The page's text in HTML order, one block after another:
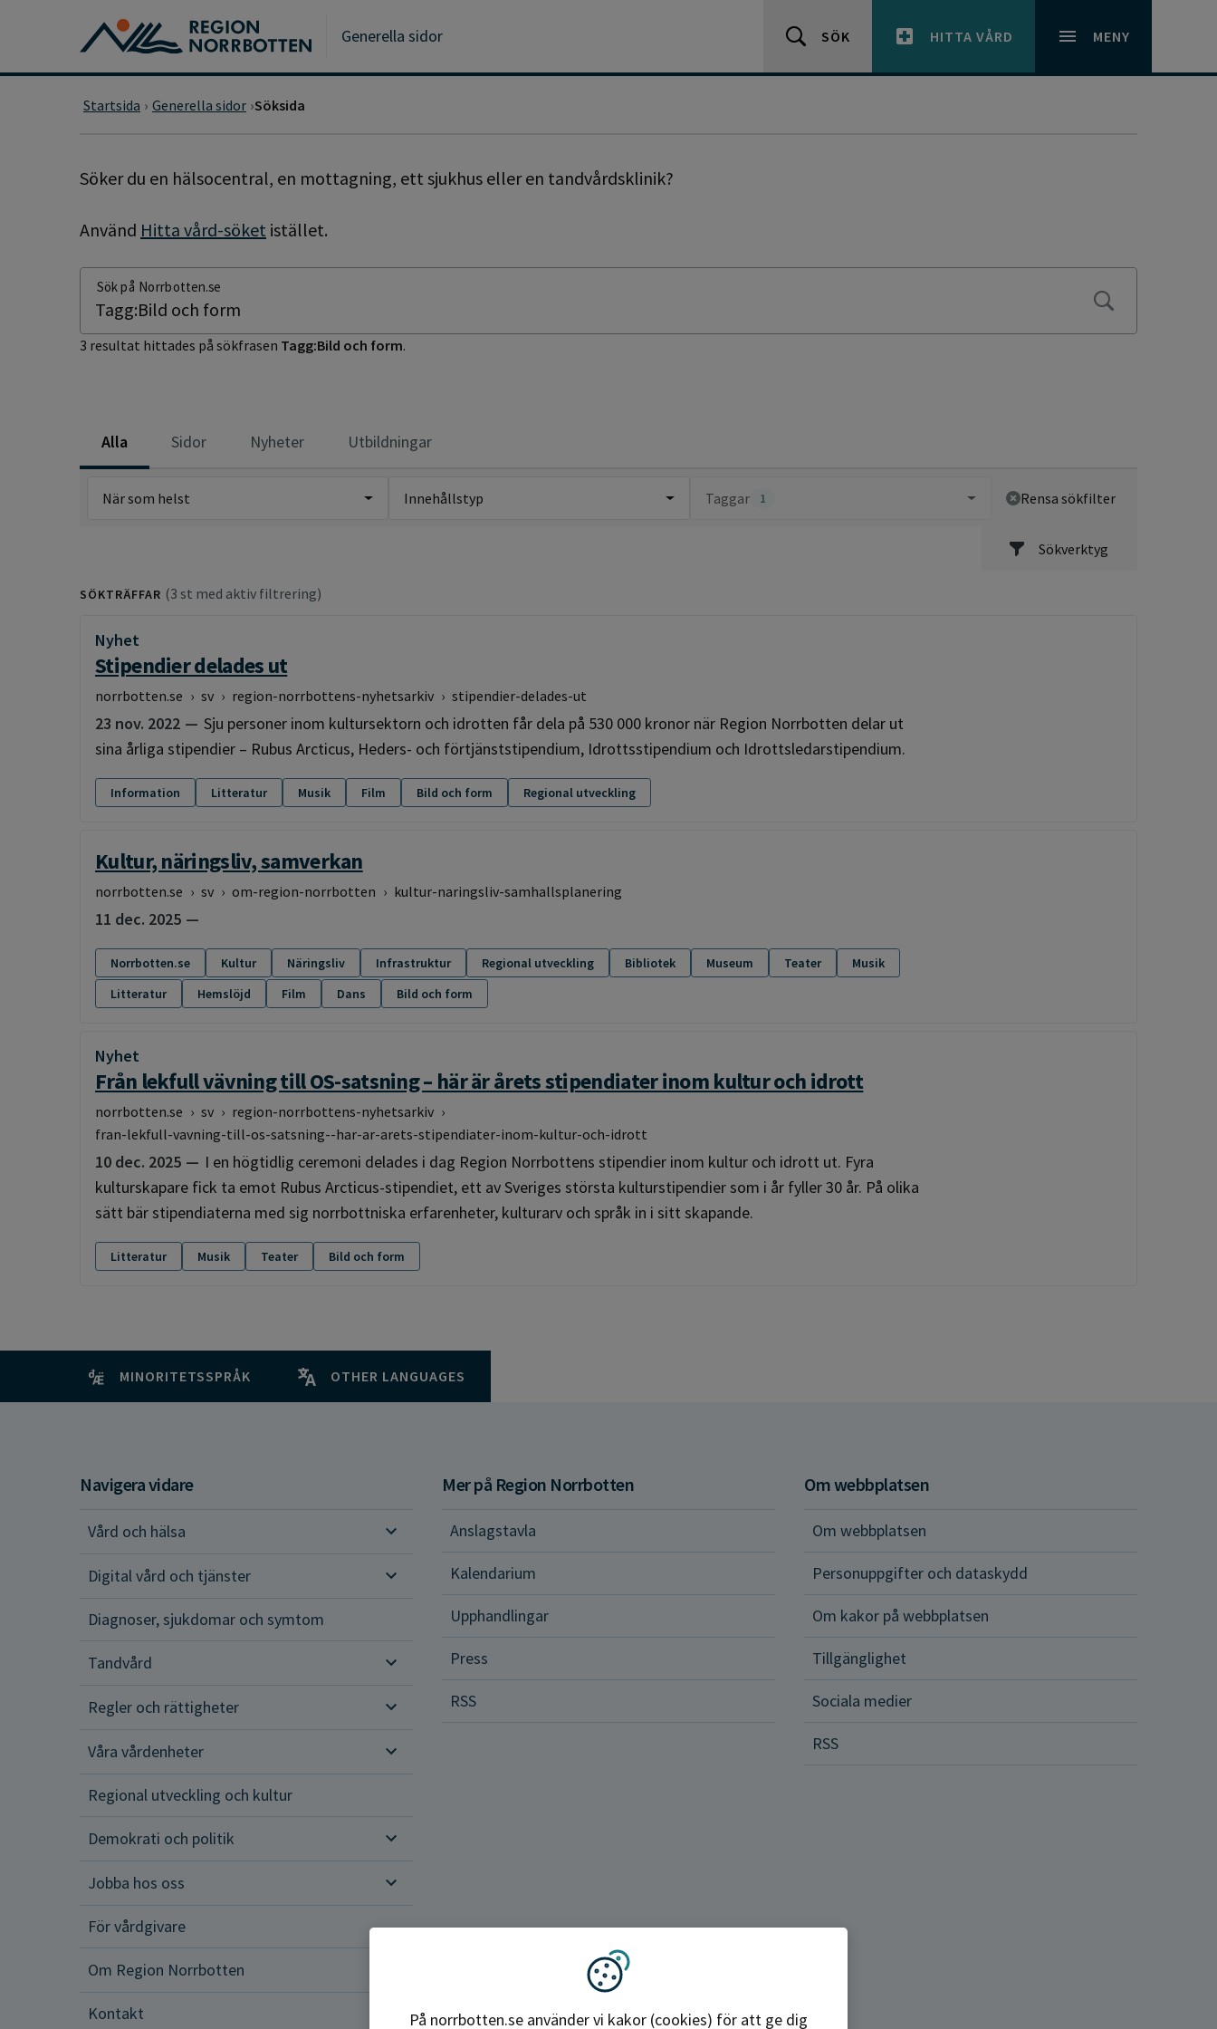
Gå till huvudmeny
Gå till övergripande innehåll
Generella sidor SÖK HITTA VÅRD MENY
Startsida Generella sidor Söksida
SÖKSIDA
Söker du en hälsocentral, en mottagning, ett sjukhus eller en tandvårdsklinik?
Använd Hitta vård-söket istället.
Sök på Norrbotten.se
3 resultat hittades på sökfrasen Tagg:Bild och form.
Alla Sidor Nyheter Utbildningar
Sökverktyg
När som helst Innehållstyp Taggar 1 Rensa sökfilter
SÖKTRÄFFAR (3 st med aktiv filtrering)
Nyhet
:
Stipendier delades ut
norrbotten.se › sv › region-norrbottens-nyhetsarkiv › stipendier-delades-ut
23 nov. 2022
Sju personer inom kultursektorn och idrotten får dela på 530 000 kronor när Region Norrbotten delar ut
sina årliga stipendier – Rubus Arcticus, Heders- och förtjänststipendium, Idrottsstipendium och Idrottsledarstipendium.
Information Litteratur Musik Film Bild och form Regional utveckling
Kultur, näringsliv, samverkan
norrbotten.se › sv › om-region-norrbotten › kultur-naringsliv-samhallsplanering
11 dec. 2025
Norrbotten.se Kultur Näringsliv Infrastruktur Regional utveckling Bibliotek Museum Teater
Musik
Litteratur
Hemslöjd Film Dans Bild och form
Nyhet
:
Från lekfull vävning till OS-satsning – här är årets stipendiater inom kultur och idrott
norrbotten.se › sv › region-norrbottens-nyhetsarkiv ›
fran-lekfull-vavning-till-os-satsning--har-ar-arets-stipendiater-inom-kultur-och-idrott
10 dec. 2025
I en högtidlig ceremoni delades i dag Region Norrbottens stipendier inom kultur och idrott ut. Fyra
kulturskapare fick ta emot Rubus Arcticus-stipendiet, ett av Sveriges största kulturstipendier som i år fyller 30 år. På olika
sätt bär stipendiaterna med sig norrbottniska erfarenheter, kulturarv och språk in i sitt skapande.
Litteratur Musik Teater Bild och form
MINORITETSSPRÅK OTHER LANGUAGES
Navigera vidare
Vård och hälsa
Vård och hälsa
Digital vård och tjänster
Diagnoser, sjukdomar och symtom
Tandvård
Regler och rättigheter
Regler och rättigheter
Våra vårdenheter
Regional utveckling och kultur
Demokrati och politik
Jobba hos oss
För vårdgivare
Om Region Norrbotten
Kontakt
Mer på Region Norrbotten
Anslagstavla
Kalendarium
Upphandlingar
Press
RSS
Om webbplatsen
Om webbplatsen
Personuppgifter och dataskydd
Om kakor på webbplatsen
Tillgänglighet
Sociala medier
RSS
Vi använder kakor
På norrbotten.se använder vi kakor (cookies) för att ge dig